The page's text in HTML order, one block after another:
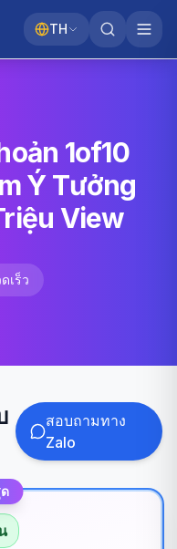
TH
1of10
Ý Tưởng
View
เร็ว
สอบถามทาง
Zalo